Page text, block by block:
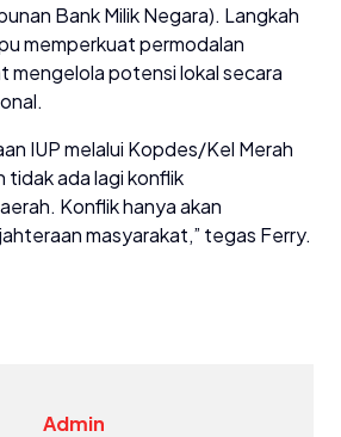
Bank Milik Negara). Langkah
memperkuat permodalan
mengelola potensi lokal secara
IUP melalui Kopdes/Kel Merah
tidak ada lagi konflik
Konflik hanya akan
masyarakat,” tegas Ferry.
Admin